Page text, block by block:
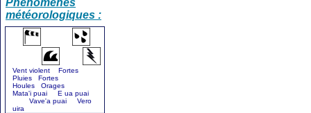
Phénomènes
météorologiques :
Vent violent Fortes
Pluies Fortes
Houles Orages
Mata'i puai E ua puai
Vave'a puai Vero
uira